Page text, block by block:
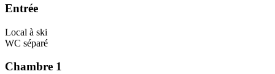
Entrée
Local à ski
WC séparé
Chambre 1